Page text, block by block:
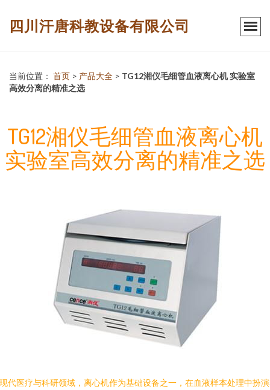
四川汗唐科教设备有限公司
当前位置： 首页 > 产品大全 > TG12湘仪毛细管血液离心机 实验室
高效分离的精准之选
TG12湘仪毛细管血液离心机
实验室高效分离的精准之选
代医疗与科研领域，离心机作为基础设备之一，在血液样本处理中扮